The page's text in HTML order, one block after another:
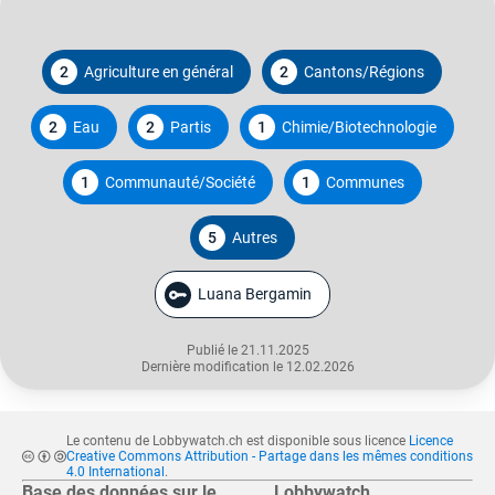
2 Agriculture en général 2 Cantons/Régions
2 Eau 2 Partis 1 Chimie/Biotechnologie
1 Communauté/Société 1 Communes
5 Autres
Luana Bergamin
Publié le 21.11.2025
Dernière modification le 12.02.2026
Le contenu de Lobbywatch.ch est disponible sous licence Licence
Creative Commons Attribution - Partage dans les mêmes conditions
4.0 International .